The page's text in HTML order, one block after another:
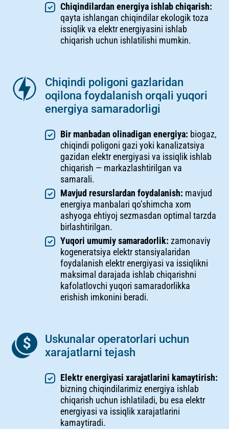
Chiqindilardan energiya ishlab chiqarish:
qayta ishlangan chiqindilar ekologik toza
issiqlik va elektr energiyasini ishlab
chiqarish uchun ishlatilishi mumkin.
Chiqindi poligoni gazlaridan
oqilona foydalanish orqali yuqori
energiya samaradorligi
Bir manbadan olinadigan energiya: biogaz,
chiqindi poligoni gazi yoki kanalizatsiya
gazidan elektr energiyasi va issiqlik ishlab
chiqarish — markazlashtirilgan va
samarali.
Mavjud resurslardan foydalanish: mavjud
energiya manbalari qo’shimcha xom
ashyoga ehtiyoj sezmasdan optimal tarzda
birlashtirilgan.
Yuqori umumiy samaradorlik: zamonaviy
kogeneratsiya elektr stansiyalaridan
foydalanish elektr energiyasi va issiqlikni
maksimal darajada ishlab chiqarishni
kafolatlovchi yuqori samaradorlikka
erishish imkonini beradi.
Uskunalar operatorlari uchun
xarajatlarni tejash
Elektr energiyasi xarajatlarini kamaytirish:
bizning chiqindilarimiz energiya ishlab
chiqarish uchun ishlatiladi, bu esa elektr
energiyasi va issiqlik xarajatlarini
kamaytiradi.